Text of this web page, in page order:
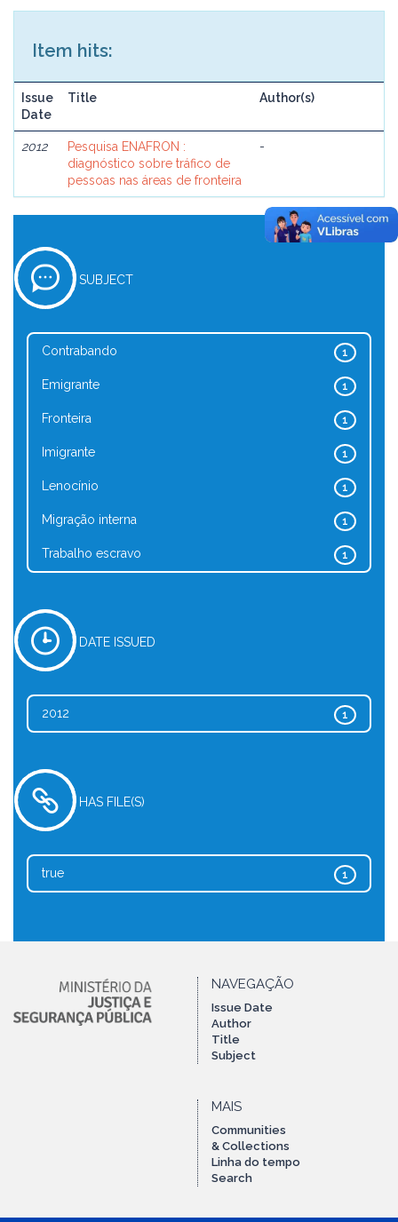
Item hits:
Issue
Date
Title Author(s)
2012
Pesquisa ENAFRON :
diagnóstico sobre tráfico de
pessoas nas áreas de fronteira
-
SUBJECT
1
Contrabando
1
Emigrante
1
Fronteira
1
Imigrante
1
Lenocínio
1
Migração interna
1
Trabalho escravo
DATE ISSUED
1
2012
HAS FILE(S)
1
true
NAVEGAÇÃO
Issue Date
Author
Title
Subject
MAIS
Communities
& Collections
Linha do tempo
Search